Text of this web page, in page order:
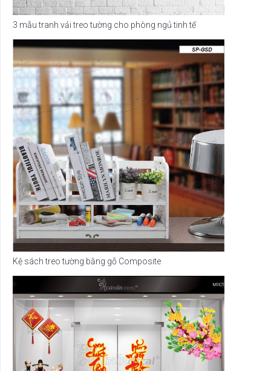
3 mẫu tranh vải treo tường cho phòng ngủ tinh tế
Kệ sách treo tường bằng gỗ Composite